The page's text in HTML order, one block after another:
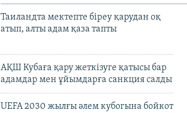
Таиландта мектепте біреу қарудан оқ
атып, алты адам қаза тапты
АҚШ Кубаға қару жеткізуге қатысы бар
адамдар мен ұйымдарға санкция салды
UEFA 2030 жылғы әлем кубогына бойкот